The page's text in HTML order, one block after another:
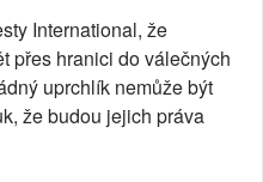
International, že
přes hranici do válečných
uprchlík nemůže být
že budou jejich práva